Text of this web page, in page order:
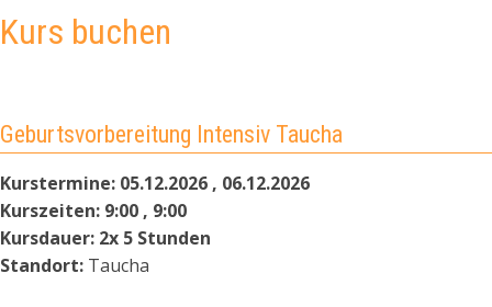
Kurs buchen
Geburtsvorbereitung Intensiv Taucha
Kurstermine: 05.12.2026 , 06.12.2026
Kurszeiten: 9:00 , 9:00
Kursdauer: 2x 5 Stunden
Standort: Taucha